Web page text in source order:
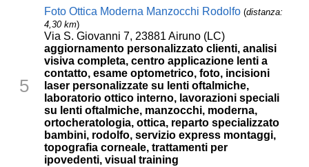
5
Foto Ottica Moderna Manzocchi Rodolfo (distanza:
4,30 km)
Via S. Giovanni 7, 23881 Airuno (LC)
aggiornamento personalizzato clienti, analisi
visiva completa, centro applicazione lenti a
contatto, esame optometrico, foto, incisioni
laser personalizzate su lenti oftalmiche,
laboratorio ottico interno, lavorazioni speciali
su lenti oftalmiche, manzocchi, moderna,
ortocheratologia, ottica, reparto specializzato
bambini, rodolfo, servizio express montaggi,
topografia corneale, trattamenti per
ipovedenti, visual training